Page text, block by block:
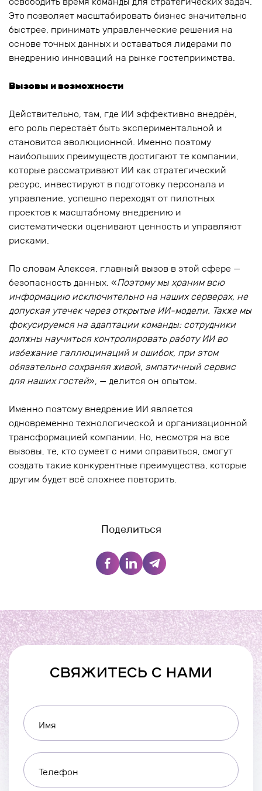
Это позволяет масштабировать бизнес значительно
быстрее, принимать управленческие решения на
основе точных данных и оставаться лидерами по
внедрению инноваций на рынке гостеприимства.
Вызовы и возможности
Действительно, там, где ИИ эффективно внедрён,
его роль перестаёт быть экспериментальной и
становится эволюционной. Именно поэтому
наибольших преимуществ достигают те компании,
которые рассматривают ИИ как стратегический
ресурс, инвестируют в подготовку персонала и
управление, успешно переходят от пилотных
проектов к масштабному внедрению и
систематически оценивают ценность и управляют
рисками.
По словам Алексея, главный вызов в этой сфере —
безопасность данных. «Поэтому мы храним всю
информацию исключительно на наших серверах, не
допуская утечек через открытые ИИ-модели. Также мы
фокусируемся на адаптации команды: сотрудники
должны научиться контролировать работу ИИ во
избежание галлюцинаций и ошибок, при этом
обязательно сохраняя живой, эмпатичный сервис
для наших гостей», — делится он опытом.
Именно поэтому внедрение ИИ является
одновременно технологической и организационной
трансформацией компании. Но, несмотря на все
вызовы, те, кто сумеет с ними справиться, смогут
создать такие конкурентные преимущества, которые
другим будет всё сложнее повторить.
Поделиться
СВЯЖИТЕСЬ С НАМИ
Имя
Телефон